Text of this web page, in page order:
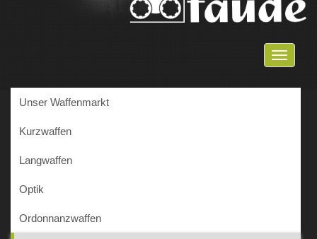
Unser Waffenmarkt
Kurzwaffen
Langwaffen
Optik
Ordonnanzwaffen